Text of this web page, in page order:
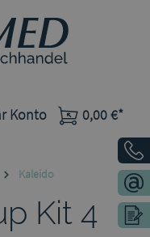
Konto 0,00 €*
Kaleido
Kit 4